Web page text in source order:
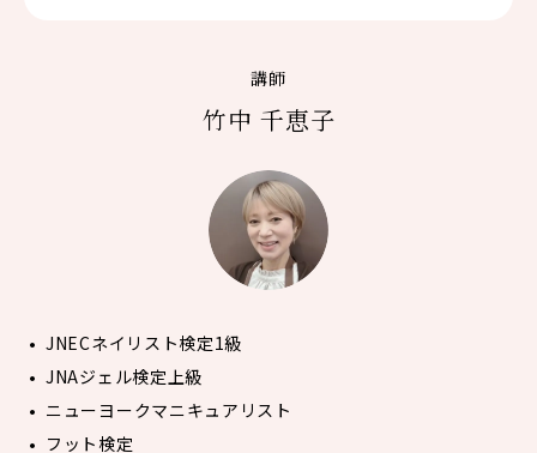
講師
竹中 千恵子
JNECネイリスト検定1級
JNAジェル検定上級
ニューヨークマニキュアリスト
フット検定